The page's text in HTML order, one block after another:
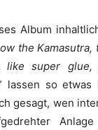
Album
the Kamasutra,
super glue,
lassen so etwas
gesagt, wen